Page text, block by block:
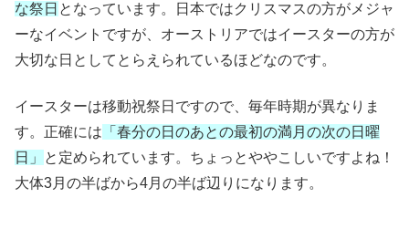
な祭日 となっています。日本ではクリスマスの方がメジャ
ーなイベントですが、オーストリアではイースターの方が
大切な日としてとらえられているほどなのです。
イースターは移動祝祭日ですので、毎年時期が異なりま
す。正確には 「春分の日のあとの最初の満月の次の日曜
日」
と定められています。ちょっとややこしいですよね！
大体3月の半ばから4月の半ば辺りになります。